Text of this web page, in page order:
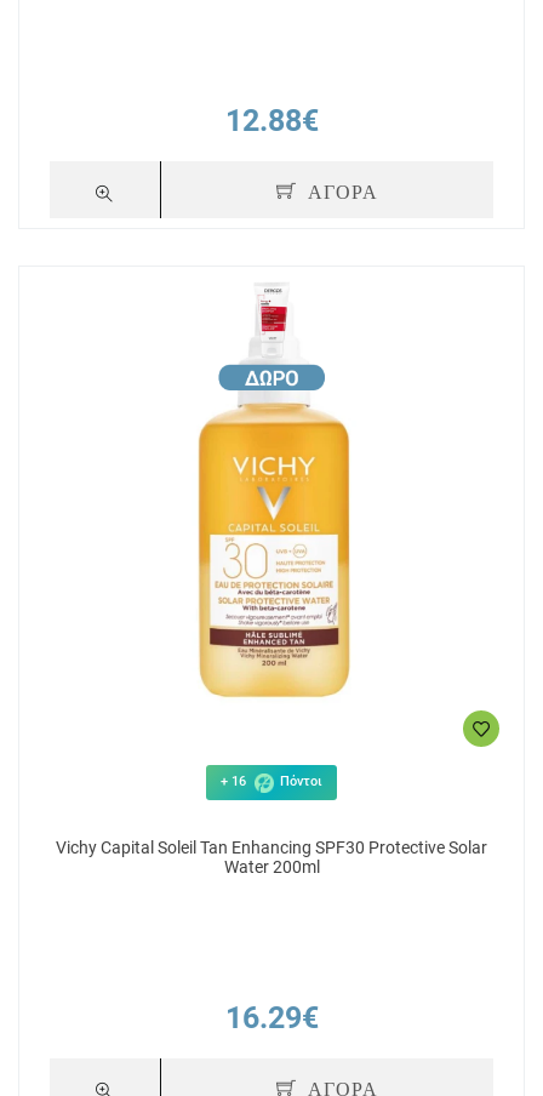
12.88€
ΑΓΟΡΑ
+ 16 Πόντοι
Vichy Capital Soleil Tan Enhancing SPF30 Protective Solar
Water 200ml
16.29€
ΑΓΟΡΑ